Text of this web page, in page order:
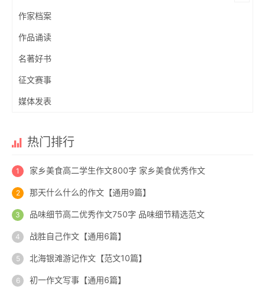
作家档案
作品诵读
名著好书
征文赛事
媒体发表
热门排行
家乡美食高二学生作文800字 家乡美食优秀作文
那天什么什么的作文【通用9篇】
品味细节高二优秀作文750字 品味细节精选范文
战胜自己作文【通用6篇】
北海银滩游记作文【范文10篇】
初一作文写事【通用6篇】